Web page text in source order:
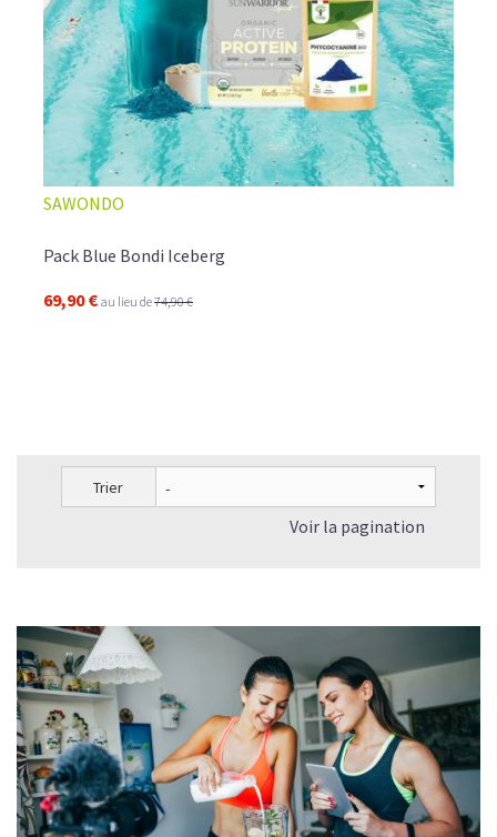
SAWONDO
Pack Blue Bondi Iceberg
69,90 € au lieu de74,90 €
Trier
Voir la pagination